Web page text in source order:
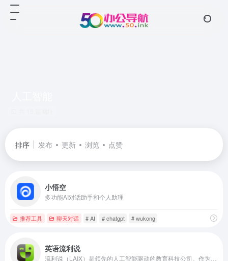
排序 发布 更新 浏览 点赞
小悟空
多功能AI对话助手和个人助理
推荐工具 聊天对话 # AI # chatgpt # wukong
英语流利说